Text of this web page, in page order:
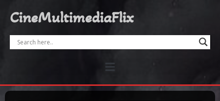
CineMultimediaFlix